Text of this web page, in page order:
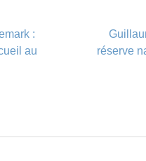
:
au
réserve